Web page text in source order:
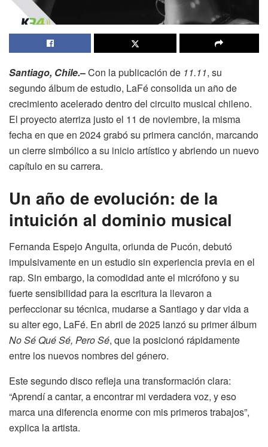
Santiago, Chile.–Con la publicación de 11.11, su
segundo álbum de estudio, LaFé consolida un año de
crecimiento acelerado dentro del circuito musical chileno.
El proyecto aterriza justo el 11 de noviembre, la misma
fecha en que en 2024 grabó su primera canción, marcando
un cierre simbólico a su inicio artístico y abriendo un nuevo
capítulo en su carrera.
Un año de evolución: de la
intuición al dominio musical
Fernanda Espejo Anguita, oriunda de Pucón, debutó
impulsivamente en un estudio sin experiencia previa en el
rap. Sin embargo, la comodidad ante el micrófono y su
fuerte sensibilidad para la escritura la llevaron a
perfeccionar su técnica, mudarse a Santiago y dar vida a
su alter ego, LaFé. En abril de 2025 lanzó su primer álbum
No Sé Qué Sé, Pero Sé, que la posicionó rápidamente
entre los nuevos nombres del género.
Este segundo disco refleja una transformación clara:
“Aprendí a cantar, a encontrar mi verdadera voz, y eso
marca una diferencia enorme con mis primeros trabajos”,
explica la artista.